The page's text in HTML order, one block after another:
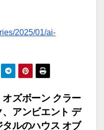
2025/01/ai-
オズボーン クラー
、アンビエント デ
タルのハウス オブ